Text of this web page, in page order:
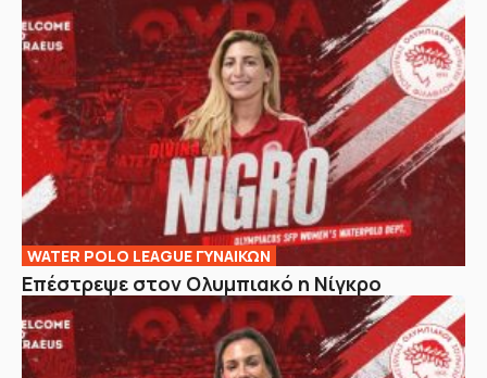
WATER POLO LEAGUE ΓΥΝΑΙΚΩΝ
Επέστρεψε στον Ολυμπιακό η Νίγκρο